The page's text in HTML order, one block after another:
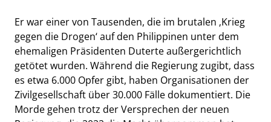
Er war einer von Tausenden, die im brutalen ‚Krieg
gegen die Drogen‘ auf den Philippinen unter dem
ehemaligen Präsidenten Duterte außergerichtlich
getötet wurden. Während die Regierung zugibt, dass
es etwa 6.000 Opfer gibt, haben Organisationen der
Zivilgesellschaft über 30.000 Fälle dokumentiert. Die
Morde gehen trotz der Versprechen der neuen